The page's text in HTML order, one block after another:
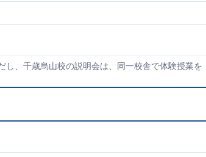
、千歳烏山校の説明会は、同一校舎で体験授業を